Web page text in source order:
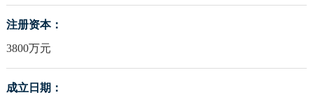
注册资本：
3800万元
成立日期：